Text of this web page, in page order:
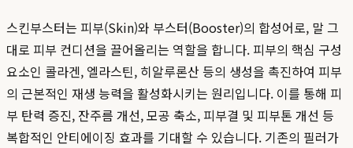
스킨부스터는 피부(Skin)와 부스터(Booster)의 합성어로, 말 그
대로 피부 컨디션을 끌어올리는 역할을 합니다. 피부의 핵심 구성
요소인 콜라겐, 엘라스틴, 히알루론산 등의 생성을 촉진하여 피부
의 근본적인 재생 능력을 활성화시키는 원리입니다. 이를 통해 피
부 탄력 증진, 잔주름 개선, 모공 축소, 피부결 및 피부톤 개선 등
복합적인 안티에이징 효과를 기대할 수 있습니다. 기존의 필러가